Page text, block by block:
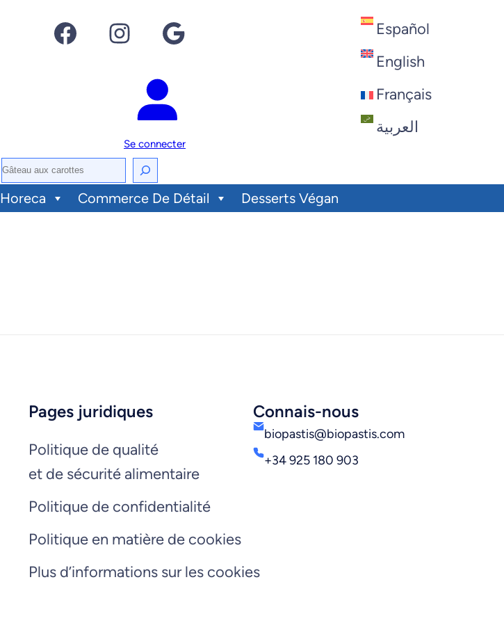
Facebook Instagram Google
Se connecter
R
e
c
Español
English
Français
العربية
Horeca Commerce De Détail Desserts Végan
Pages juridiques
Politique de qualité
et de sécurité alimentaire
Politique de confidentialité
Politique en matière de cookies
Plus d’informations sur les cookies
Connais-nous
biopastis@biopastis.com
+34 925 180 903